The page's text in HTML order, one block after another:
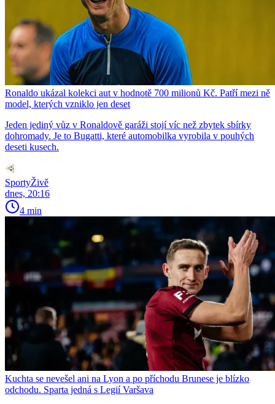
Ronaldo ukázal kolekci aut v hodnotě 700 milionů Kč. Patří mezi ně
model, kterých vzniklo jen deset
Jeden jediný vůz v Ronaldově garáži stojí víc než zbytek sbírky
dohromady. Je to Bugatti, které automobilka vyrobila v pouhých
deseti kusech.
SportyŽivě
dnes, 20:16
4 min
Kuchta se nevešel ani na Lyon a po příchodu Brunese je blízko
odchodu. Sparta jedná s Legií Varšava